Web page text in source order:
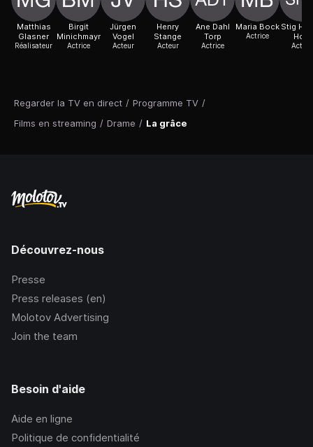
Regarder la TV en direct / Programme TV /
Films en streaming / Drame / La grâce
Matthias
Glasner
Réalisateur
Birgit
Minichmayr
Actrice
Jürgen
Vogel
Acteur
Henry
Stange
Acteur
Ane Dahl
Torp
Actrice
Maria Bock
Actrice
Stig
Hoff
Acteur
Découvrez-nous
Presse
Press releases (en)
Molotov Advertising
Join the team
Besoin d'aide
Aide en ligne
Politique de confidentialité